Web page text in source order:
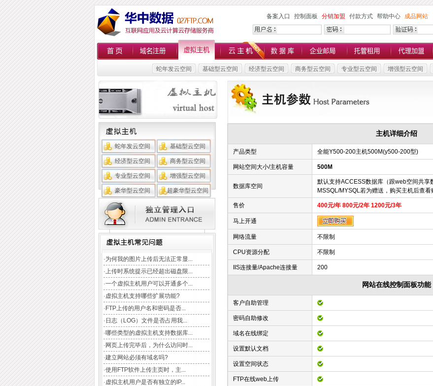
备案入口 控制面板 分销加盟 付款方式 帮助中心
成品网站
蛇年发云空间 基础型云空间 经济型云空间 商务型云空间 专业型云空间 增强型云空间
蛇年发云空间 基础型云空间
经济型云空间 商务型云空间
专业型云空间 增强型云空间
豪华型云空间 超豪华型云空间
TAG: 域名注册
·为何我的图片上传后无法正常显...
·上传时系统提示已经超出磁盘限...
·一个虚拟主机用户可以开通多个...
·虚拟主机支持哪些扩展功能?
· FTP上传的用户名和密码是否...
· 日志（LOG）文件是否占用我...
·哪些类型的虚拟主机支持数据库...
· 网页上传完毕后，为什么访问时...
·建立网站必须有域名吗?
·使用FTP软件上传主页时，主...
·虚拟主机用户是否有独立的IP...
主机详细介绍
产品类型 全能Y500-200主机500M(y500-200型)
网站空间大小/主机容量 500M
数据库空间
默认支持ACCESS数据库（跟web空间共享
MSSQL/MYSQL若为赠送，购买主机后查
售价 400元/年 800元/2年 1200元/3年
马上开通
网络流量 不限制
CPU资源分配 不限制
IIS连接量/Apache连接量 200
网站在线控制面板功能
客户自助管理
密码自助修改
域名在线绑定
设置默认文档
设置空间状态
FTP在线web上传